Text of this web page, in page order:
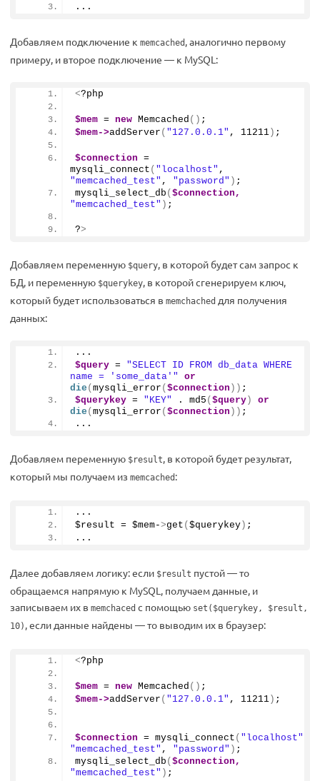
...
Добавляем подключение к memcached , аналогично первому
примеру, и второе подключение — к MySQL:
<?php
$mem = new Memcached () ;
$mem->addServer ( "127.0.0.1" , 11211) ;
$connection
mysqli_connect ( "localhost"
"memcached_test" , "password" ) ;
mysqli_select_db ($connection,
"memcached_test" ) ;
?>
Добавляем переменную $query , в которой будет сам запрос к
БД, и переменную $querykey , в которой сгенерируем ключ,
который будет использоваться в memchached для получения
данных:
...
$query = "SELECT ID FROM db_data WHERE
name = 'some_data'"
or
die (mysqli_error ($connection )) ;
$querykey = "KEY" . md5 ($query)
or
die (mysqli_error ($connection )) ;
...
Добавляем переменную $result , в которой будет результат,
который мы получаем из memcached :
...
$result = $mem->get ($querykey) ;
...
Далее добавляем логику: если $result пустой — то
обращаемся напрямую к MySQL, получаем данные, и
записываем их в memchaced с помощью set($querykey, $result,
10) , если данные найдены — то выводим их в браузер:
<?php
$mem = new Memcached () ;
$mem->addServer ( "127.0.0.1" , 11211) ;
$connection = mysqli_connect ( "localhost"
"memcached_test" , "password" ) ;
mysqli_select_db ($connection,
"memcached_test" ) ;